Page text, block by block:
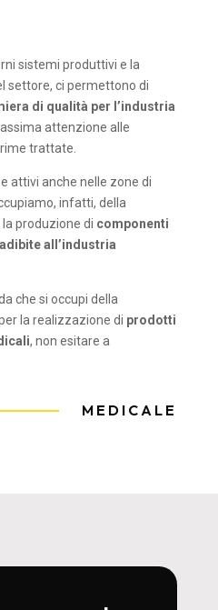
sistemi produttivi e la
settore, ci permettono di
di qualità per l’industria
attenzione alle
trattate.
e attivi anche nelle zone di
infatti, della
produzione di componenti
all’industria
che si occupi della
la realizzazione di prodotti
, non esitare a
MEDICALE